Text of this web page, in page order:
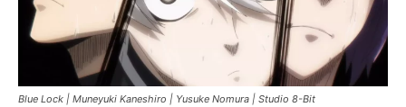
Blue Lock | Muneyuki Kaneshiro | Yusuke Nomura | Studio 8-Bit